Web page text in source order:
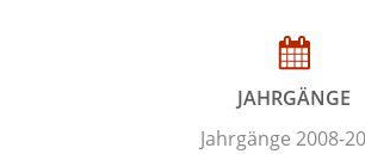
JAHRGÄNGE
Jahrgänge 2008-